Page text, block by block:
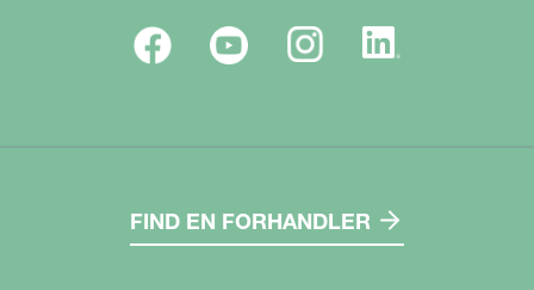
FIND EN FORHANDLER